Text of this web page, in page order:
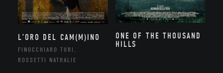
L’ORO DEL CAM(M)INO
FINOCCHIARO TURI,
ROSSETTI NATHALIE
ONE OF THE THOUSAND
HILLS